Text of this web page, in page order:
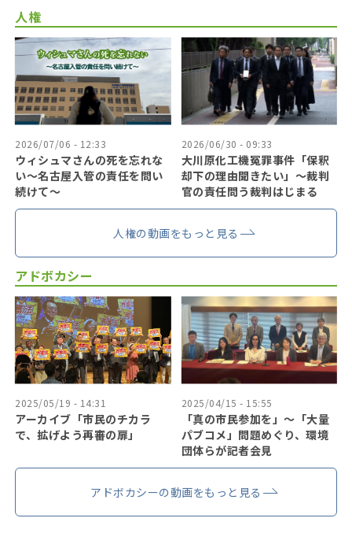
人権
2026/07/06 - 12:33
ウィシュマさんの死を忘れな
い〜名古屋入管の責任を問い
続けて〜
2026/06/30 - 09:33
大川原化工機冤罪事件「保釈
却下の理由聞きたい」〜裁判
官の責任問う裁判はじまる
人権の動画をもっと見る
アドボカシー
2025/05/19 - 14:31
アーカイブ「市民のチカラ
で、拡げよう再審の扉」
2025/04/15 - 15:55
「真の市民参加を」〜「大量
パブコメ」問題めぐり、環境
団体らが記者会見
アドボカシーの動画をもっと見る